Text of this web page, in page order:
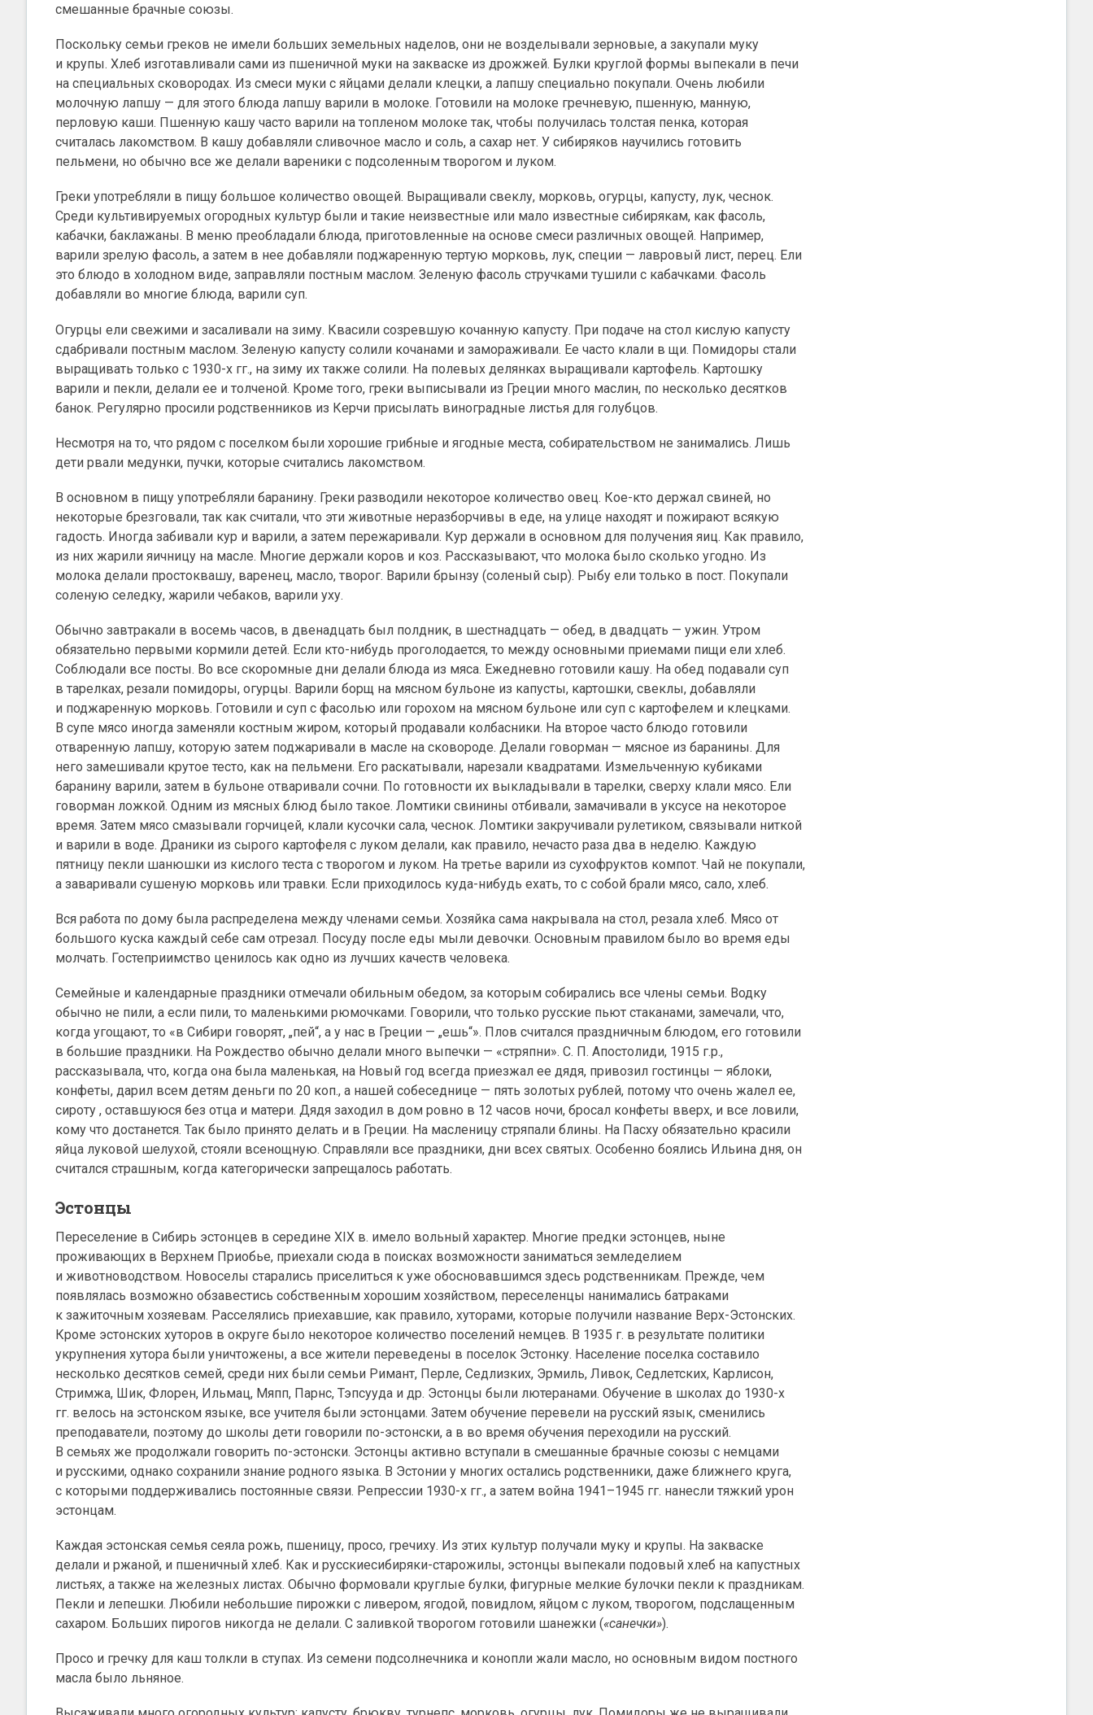
смешанные брачные союзы.
Поскольку семьи греков не имели больших земельных наделов, они не возделывали зерновые, а закупали муку
и крупы. Хлеб изготавливали сами из пшеничной муки на закваске из дрожжей. Булки круглой формы выпекали в печи
на специальных сковородах. Из смеси муки с яйцами делали клецки, а лапшу специально покупали. Очень любили
молочную лапшу — для этого блюда лапшу варили в молоке. Готовили на молоке гречневую, пшенную, манную,
перловую каши. Пшенную кашу часто варили на топленом молоке так, чтобы получилась толстая пенка, которая
считалась лакомством. В кашу добавляли сливочное масло и соль, а сахар нет. У сибиряков научились готовить
пельмени, но обычно все же делали вареники с подсоленным творогом и луком.
Греки употребляли в пищу большое количество овощей. Выращивали свеклу, морковь, огурцы, капусту, лук, чеснок.
Среди культивируемых огородных культур были и такие неизвестные или мало известные сибирякам, как фасоль,
кабачки, баклажаны. В меню преобладали блюда, приготовленные на основе смеси различных овощей. Например,
варили зрелую фасоль, а затем в нее добавляли поджаренную тертую морковь, лук, специи — лавровый лист, перец. Ели
это блюдо в холодном виде, заправляли постным маслом. Зеленую фасоль стручками тушили с кабачками. Фасоль
добавляли во многие блюда, варили суп.
Огурцы ели свежими и засаливали на зиму. Квасили созревшую кочанную капусту. При подаче на стол кислую капусту
сдабривали постным маслом. Зеленую капусту солили кочанами и замораживали. Ее часто клали в щи. Помидоры стали
выращивать только с 1930-х гг., на зиму их также солили. На полевых делянках выращивали картофель. Картошку
варили и пекли, делали ее и толченой. Кроме того, греки выписывали из Греции много маслин, по несколько десятков
банок. Регулярно просили родственников из Керчи присылать виноградные листья для голубцов.
Несмотря на то, что рядом с поселком были хорошие грибные и ягодные места, собирательством не занимались. Лишь
дети рвали медунки, пучки, которые считались лакомством.
В основном в пищу употребляли баранину. Греки разводили некоторое количество овец. Кое-кто держал свиней, но
некоторые брезговали, так как считали, что эти животные неразборчивы в еде, на улице находят и пожирают всякую
гадость. Иногда забивали кур и варили, а затем пережаривали. Кур держали в основном для получения яиц. Как правило,
из них жарили яичницу на масле. Многие держали коров и коз. Рассказывают, что молока было сколько угодно. Из
молока делали простоквашу, варенец, масло, творог. Варили брынзу (соленый сыр). Рыбу ели только в пост. Покупали
соленую селедку, жарили чебаков, варили уху.
Обычно завтракали в восемь часов, в двенадцать был полдник, в шестнадцать — обед, в двадцать — ужин. Утром
обязательно первыми кормили детей. Если кто-нибудь проголодается, то между основными приемами пищи ели хлеб.
Соблюдали все посты. Во все скоромные дни делали блюда из мяса. Ежедневно готовили кашу. На обед подавали суп
в тарелках, резали помидоры, огурцы. Варили борщ на мясном бульоне из капусты, картошки, свеклы, добавляли
и поджаренную морковь. Готовили и суп с фасолью или горохом на мясном бульоне или суп с картофелем и клецками.
В супе мясо иногда заменяли костным жиром, который продавали колбасники. На второе часто блюдо готовили
отваренную лапшу, которую затем поджаривали в масле на сковороде. Делали говорман — мясное из баранины. Для
него замешивали крутое тесто, как на пельмени. Его раскатывали, нарезали квадратами. Измельченную кубиками
баранину варили, затем в бульоне отваривали сочни. По готовности их выкладывали в тарелки, сверху клали мясо. Ели
говорман ложкой. Одним из мясных блюд было такое. Ломтики свинины отбивали, замачивали в уксусе на некоторое
время. Затем мясо смазывали горчицей, клали кусочки сала, чеснок. Ломтики закручивали рулетиком, связывали ниткой
и варили в воде. Драники из сырого картофеля с луком делали, как правило, нечасто раза два в неделю. Каждую
пятницу пекли шанюшки из кислого теста с творогом и луком. На третье варили из сухофруктов компот. Чай не покупали,
а заваривали сушеную морковь или травки. Если приходилось куда-нибудь ехать, то с собой брали мясо, сало, хлеб.
Вся работа по дому была распределена между членами семьи. Хозяйка сама накрывала на стол, резала хлеб. Мясо от
большого куска каждый себе сам отрезал. Посуду после еды мыли девочки. Основным правилом было во время еды
молчать. Гостеприимство ценилось как одно из лучших качеств человека.
Семейные и календарные праздники отмечали обильным обедом, за которым собирались все члены семьи. Водку
обычно не пили, а если пили, то маленькими рюмочками. Говорили, что только русские пьют стаканами, замечали, что,
когда угощают, то «в Сибири говорят, „пей“, а у нас в Греции — „ешь“». Плов считался праздничным блюдом, его готовили
в большие праздники. На Рождество обычно делали много выпечки — «стряпни». С. П. Апостолиди, 1915 г.р.,
рассказывала, что, когда она была маленькая, на Новый год всегда приезжал ее дядя, привозил гостинцы — яблоки,
конфеты, дарил всем детям деньги по 20 коп., а нашей собеседнице — пять золотых рублей, потому что очень жалел ее,
сироту , оставшуюся без отца и матери. Дядя заходил в дом ровно в 12 часов ночи, бросал конфеты вверх, и все ловили,
кому что достанется. Так было принято делать и в Греции. На масленицу стряпали блины. На Пасху обязательно красили
яйца луковой шелухой, стояли всенощную. Справляли все праздники, дни всех святых. Особенно боялись Ильина дня, он
считался страшным, когда категорически запрещалось работать.
Эстонцы
Переселение в Сибирь эстонцев в середине XIX в. имело вольный характер. Многие предки эстонцев, ныне
проживающих в Верхнем Приобье, приехали сюда в поисках возможности заниматься земледелием
и животноводством. Новоселы старались приселиться к уже обосновавшимся здесь родственникам. Прежде, чем
появлялась возможно обзавестись собственным хорошим хозяйством, переселенцы нанимались батраками
к зажиточным хозяевам. Расселялись приехавшие, как правило, хуторами, которые получили название Верх-Эстонских.
Кроме эстонских хуторов в округе было некоторое количество поселений немцев. В 1935 г. в результате политики
укрупнения хутора были уничтожены, а все жители переведены в поселок Эстонку. Население поселка составило
несколько десятков семей, среди них были семьи Римант, Перле, Седлизких, Эрмиль, Ливок, Седлетских, Карлисон,
Стримжа, Шик, Флорен, Ильмац, Мяпп, Парнс, Тэпсууда и др. Эстонцы были лютеранами. Обучение в школах до 1930-х
гг. велось на эстонском языке, все учителя были эстонцами. Затем обучение перевели на русский язык, сменились
преподаватели, поэтому до школы дети говорили по-эстонски, а в во время обучения переходили на русский.
В семьях же продолжали говорить по-эстонски. Эстонцы активно вступали в смешанные брачные союзы с немцами
и русскими, однако сохранили знание родного языка. В Эстонии у многих остались родственники, даже ближнего круга,
с которыми поддерживались постоянные связи. Репрессии 1930-х гг., а затем война 1941–1945 гг. нанесли тяжкий урон
эстонцам.
Каждая эстонская семья сеяла рожь, пшеницу, просо, гречиху. Из этих культур получали муку и крупы. На закваске
делали и ржаной, и пшеничный хлеб. Как и русскиесибиряки-старожилы, эстонцы выпекали подовый хлеб на капустных
листьях, а также на железных листах. Обычно формовали круглые булки, фигурные мелкие булочки пекли к праздникам.
Пекли и лепешки. Любили небольшие пирожки с ливером, ягодой, повидлом, яйцом с луком, творогом, подслащенным
сахаром. Больших пирогов никогда не делали. С заливкой творогом готовили шанежки («санечки»).
Просо и гречку для каш толкли в ступах. Из семени подсолнечника и конопли жали масло, но основным видом постного
масла было льняное.